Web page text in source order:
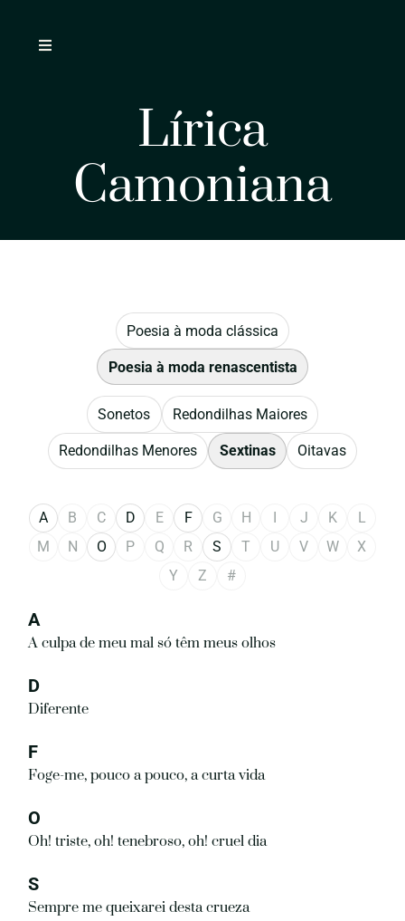
Toggle
Eventos
Sobre
Lírica
Camoniana
Poesia à moda clássica
Poesia à moda renascentista
Sonetos Redondilhas Maiores
Redondilhas Menores Sextinas Oitavas
A B C D E F G H J K
L
M
N O P Q R S T U V W
X
Y
Z #
A
A culpa de meu mal só têm meus olhos
D
Diferente
F
Foge-me, pouco a pouco, a curta vida
O
Oh! triste, oh! tenebroso, oh! cruel dia
S
Sempre me queixarei desta crueza